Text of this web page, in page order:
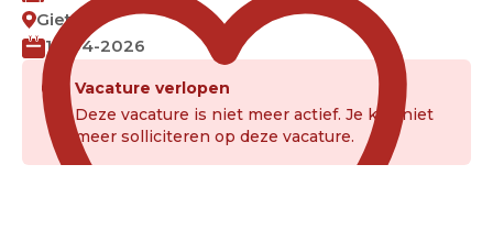
Gieten
16-04-2026
Vacature verlopen
Deze vacature is niet meer actief. Je kan niet
meer solliciteren op deze vacature.